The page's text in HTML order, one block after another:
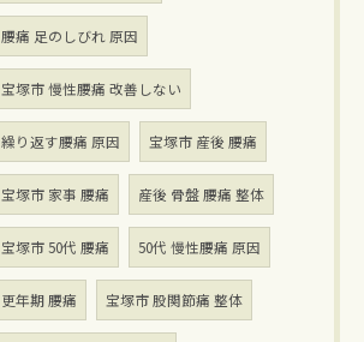
腰痛 足のしびれ 原因
宝塚市 慢性腰痛 改善しない
繰り返す腰痛 原因 宝塚市 産後 腰痛
宝塚市 家事 腰痛 産後 骨盤 腰痛 整体
宝塚市 50代 腰痛 50代 慢性腰痛 原因
更年期 腰痛 宝塚市 股関節痛 整体